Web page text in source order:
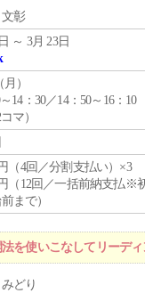
彰
～ 3月 23日
月 ）
14：30／14：50～16：10
マ）
（4回／分割支払い）×3
（12回／一括前納支払※
まで）
使いこなしてリーディ
どり